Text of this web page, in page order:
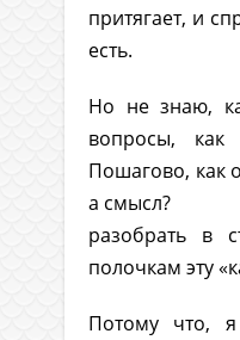
притягает, и
есть.
Но не знаю,
вопросы, как
Пошагово, как
а смысл?
разобрать в
полочкам эту
Потому что,